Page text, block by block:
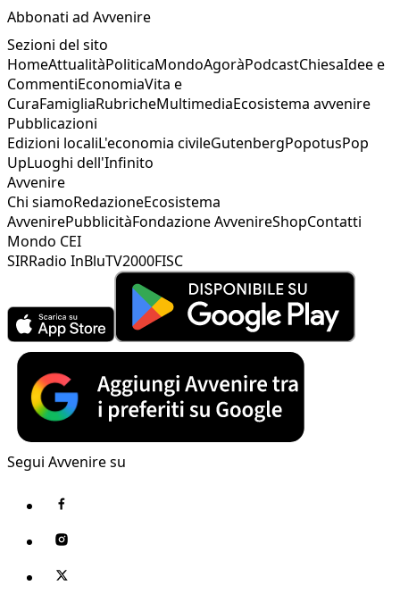
Abbonati ad Avvenire
Sezioni del sito
HomeAttualitàPoliticaMondoAgoràPodcastChiesaIdee e
CommentiEconomiaVita e
CuraFamigliaRubricheMultimediaEcosistema avvenire
Pubblicazioni
Edizioni localiL'economia civileGutenbergPopotusPop
UpLuoghi dell'Infinito
Avvenire
Chi siamoRedazioneEcosistema
AvvenirePubblicitàFondazione AvvenireShopContatti
Mondo CEI
SIRRadio InBluTV2000FISC
Segui Avvenire su